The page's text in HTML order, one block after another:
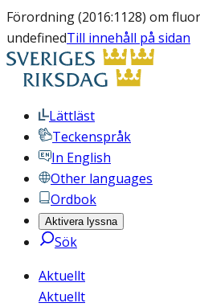
Förordning (2016:1128) om
undefinedTill innehåll på sidan
Lättläst
Teckenspråk
In English
Other languages
Ordbok
Aktivera lyssna
Sök
Aktuellt
Aktuellt